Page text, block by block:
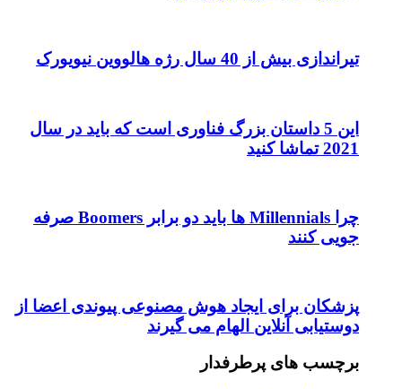
تیراندازی بیش از 40 سال رژه هالووین نیویورک
این 5 داستان بزرگ فناوری است که باید در سال
2021 تماشا کنید
چرا Millennials ها باید دو برابر Boomers صرفه
جویی کنند
پزشکان برای ایجاد هوش مصنوعی پیوندی اعضا از
دوستیابی آنلاین الهام می گیرند
برچسب های پرطرفدار